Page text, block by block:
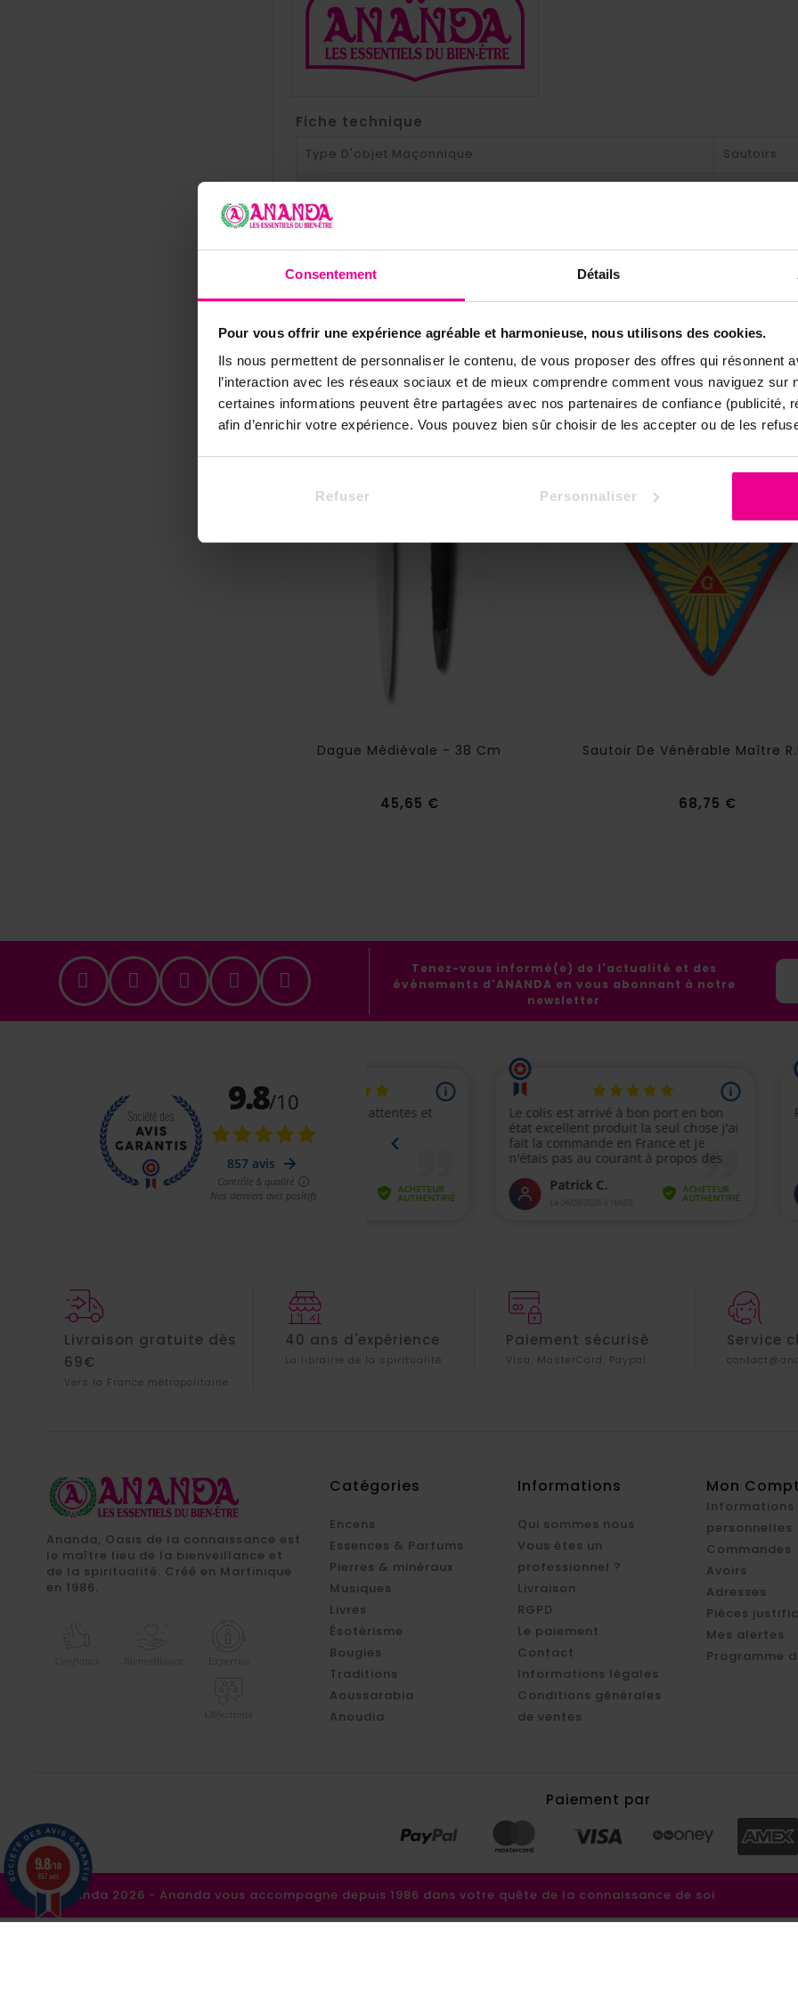
Consentement Détails
Pour vous offrir une expérience agréable et harmonieuse, nous utilisons des cookies.
Ils nous permettent de personnaliser le contenu, de vous proposer des offres qui résonnent
l’interaction avec les réseaux sociaux et de mieux comprendre comment vous naviguez sur
certaines informations peuvent être partagées avec nos partenaires de confiance (publicité,
afin d’enrichir votre expérience. Vous pouvez bien sûr choisir de les accepter ou de les
Refuser Personnaliser
Fiche technique
Type D'objet Maçonnique Sautoirs
8 autres produits dans la même catégorie:
Dague Médiévale - 38 Cm
45,65 €Prix
Sautoir De Vénérable Maître
68,75 €
Tenez-vous informé(e) de l'actualité et des
événements d'ANANDA en vous abonnant à notre
newsletter
Livraison gratuite dès
69€
Vers la France métropolitaine
40 ans d'expérience
La librairie de la spiritualité
Paiement sécurisé
Visa, MasterCard, Paypal
Service
Ananda, Oasis de la connaissance est
le maître lieu de la bienveillance et
de la spiritualité. Créé en Martinique
en 1986.
Catégories
Encens
Essences & Parfums
Pierres & minéraux
Musiques
Livres
Ésotérisme
Bougies
Traditions
Aoussarabia
Anoudia
Informations
Qui sommes nous
Vous êtes un
professionnel ?
Livraison
RGPD
Le paiement
Contact
Informations légales
Conditions générales
de ventes
Mon
Informations
personnelles
Commandes
Avoirs
Adresses
Pièces
Mes alertes
Programme
Paiement par
©Ananda 2026 - Ananda vous accompagne depuis 1986 dans votre quête de la connaissance de soi
9.8/10
857 avis